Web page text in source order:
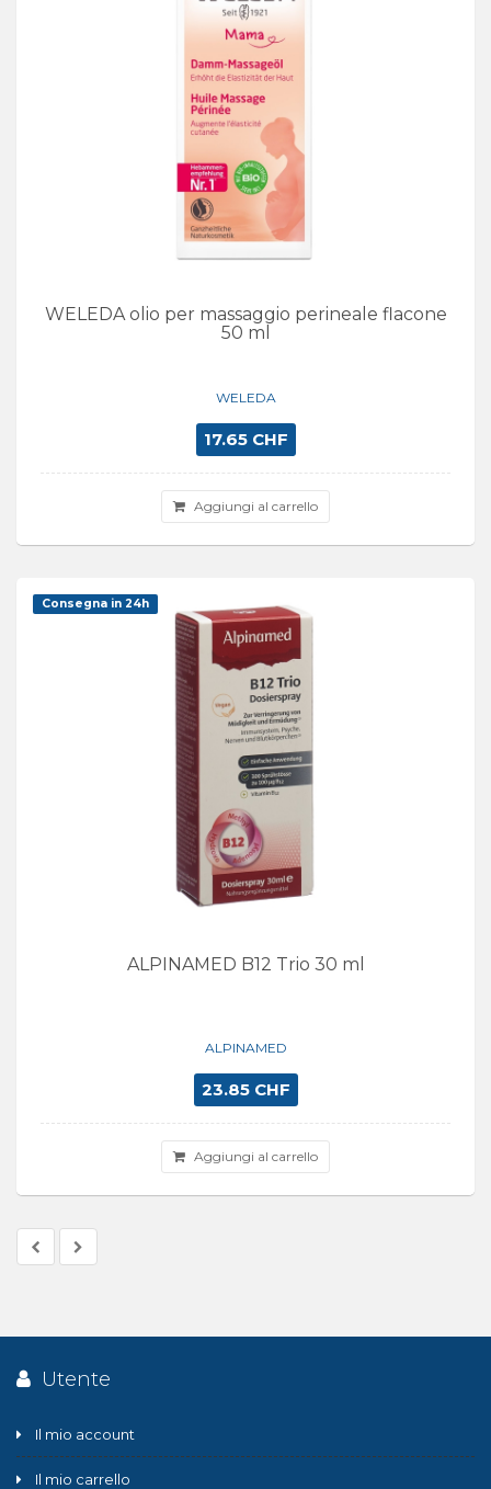
WELEDA olio per massaggio perineale flacone
50 ml
WELEDA
17.65 CHF
Aggiungi al carrello
Consegna in 24h
ALPINAMED B12 Trio 30 ml
ALPINAMED
23.85 CHF
Aggiungi al carrello
Utente
Il mio account
Il mio carrello